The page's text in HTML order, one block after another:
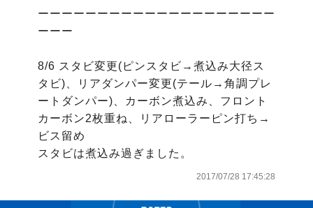
ーーーーーーーーーーーーーーーーーーーー
ーーー
8/6 スタビ変更(ピンスタビ→煮込み大径ス
タビ)、リアダンパー変更(テール→角調プレ
ートダンパー)、カーボン煮込み、フロント
カーボン2枚重ね、リアローラーピン打ち→
ビス留め
スタビは煮込み過ぎました。
2017/07/28 17:45:28